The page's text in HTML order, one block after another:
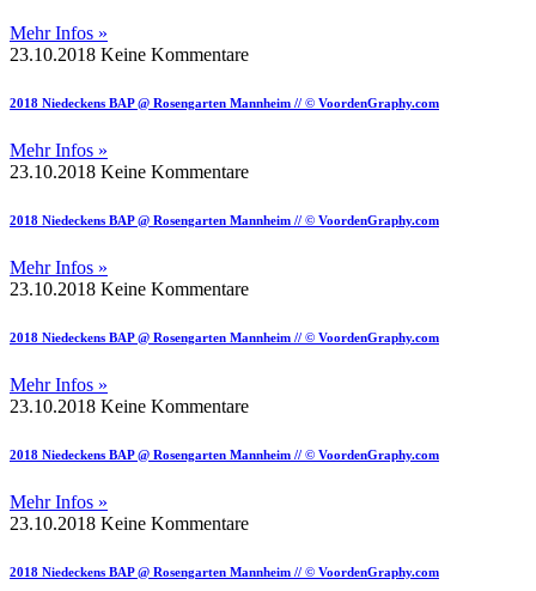
Mehr Infos »
23.10.2018 Keine Kommentare
2018 Niedeckens BAP @ Rosengarten Mannheim // © VoordenGraphy.com
Mehr Infos »
23.10.2018 Keine Kommentare
2018 Niedeckens BAP @ Rosengarten Mannheim // © VoordenGraphy.com
Mehr Infos »
23.10.2018 Keine Kommentare
2018 Niedeckens BAP @ Rosengarten Mannheim // © VoordenGraphy.com
Mehr Infos »
23.10.2018 Keine Kommentare
2018 Niedeckens BAP @ Rosengarten Mannheim // © VoordenGraphy.com
Mehr Infos »
23.10.2018 Keine Kommentare
2018 Niedeckens BAP @ Rosengarten Mannheim // © VoordenGraphy.com